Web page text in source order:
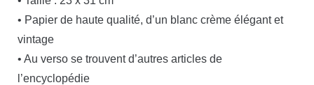
• Papier de haute qualité, d’un blanc crème élégant et
vintage
• Au verso se trouvent d’autres articles de
l’encyclopédie